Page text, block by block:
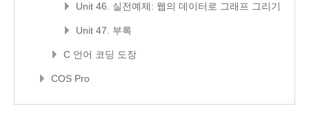
Unit 46. 실전예제: 웹의 데이터로 그래프 그리기
Unit 47. 부록
C 언어 코딩 도장
COS Pro